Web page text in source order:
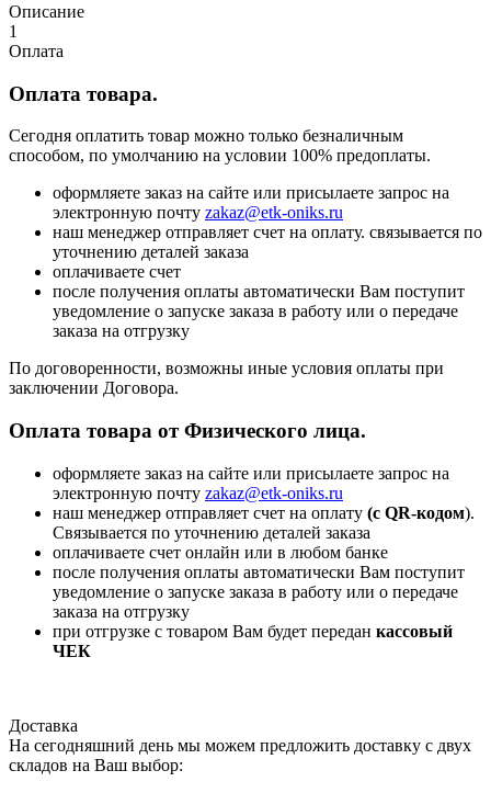
Описание
1
Оплата
Оплата товара.
Сегодня оплатить товар можно только безналичным
способом, по умолчанию на условии 100% предоплаты.
оформляете заказ на сайте или присылаете запрос на
электронную почту zakaz@etk-oniks.ru
наш менеджер отправляет счет на оплату. связывается по
уточнению деталей заказа
оплачиваете счет
после получения оплаты автоматически Вам поступит
уведомление о запуске заказа в работу или о передаче
заказа на отгрузку
По договоренности, возможны иные условия оплаты при
заключении Договора.
Оплата товара от Физического лица.
оформляете заказ на сайте или присылаете запрос на
электронную почту zakaz@etk-oniks.ru
наш менеджер отправляет счет на оплату (с QR-кодом).
Связывается по уточнению деталей заказа
оплачиваете счет онлайн или в любом банке
после получения оплаты автоматически Вам поступит
уведомление о запуске заказа в работу или о передаче
заказа на отгрузку
при отгрузке с товаром Вам будет передан кассовый
ЧЕК
Доставка
На сегодняшний день мы можем предложить доставку с двух
складов на Ваш выбор: